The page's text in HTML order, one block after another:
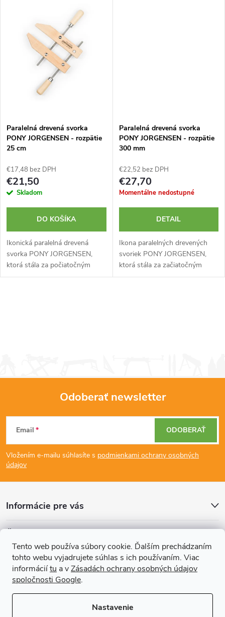
Tento web používa súbory cookie. Ďalším prechádzaním
tohto webu vyjadrujete súhlas s ich používaním. Viac
informáciítu a vZásadách ochrany osobných údajov
spoločnosti Google.
Nastavenie
robustný dizajn umožňuje...
Paralelná drevená svorka
PONY JORGENSEN - rozpätie
25 cm
€17,48 bez DPH
€21,50
Skladom
DO KOŠÍKA
Ikonická paralelná drevená
svorka PONY JORGENSEN,
ktorá stála za počiatočným
úspechom firmy. Vyrába sa už
Paralelná drevená svorka
PONY JORGENSEN - rozpätie
300 mm
€22,52 bez DPH
€27,70
Momentálne nedostupné
DETAIL
Ikona paralelných drevených
svoriek PONY JORGENSEN,
ktorá stála za začiatočným
úspechom spoločnosti. Vyrába
i
e
p
r
v
k
y
v
Z
á
p
ä
t
Odoberať newsletter
Email
Vložením e-mailu súhlasíte s podmienkami ochrany osobných
údajov
ODOBERAŤ
Informácie pre vás
Prijímame online platby